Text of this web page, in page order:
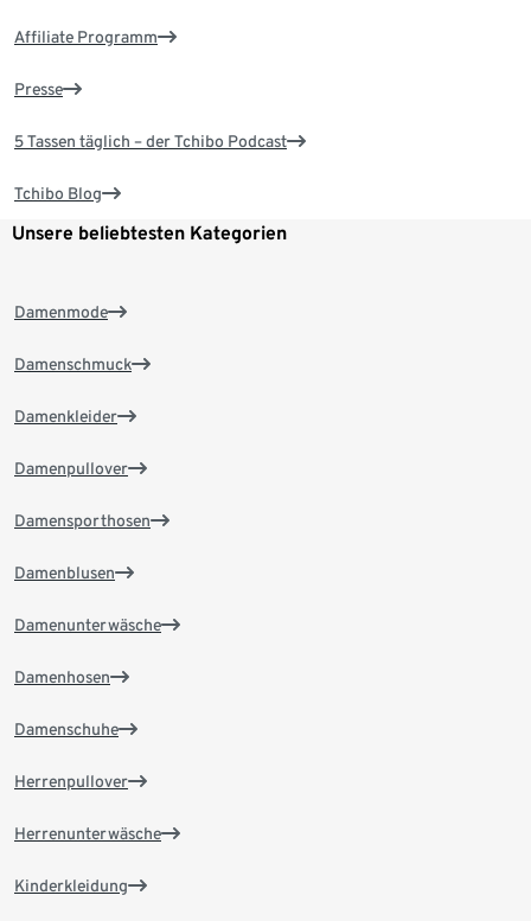
Affiliate Programm
Presse
5 Tassen täglich – der Tchibo Podcast
Tchibo Blog
Unsere beliebtesten Kategorien
Damenmode
Damenschmuck
Damenkleider
Damenpullover
Damensporthosen
Damenblusen
Damenunterwäsche
Damenhosen
Damenschuhe
Herrenpullover
Herrenunterwäsche
Kinderkleidung